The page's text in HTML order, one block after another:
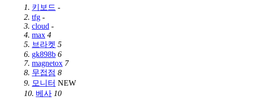
1. 키보드 -
2. tfg -
3. cloud -
4. max 4
5. 브라켓 5
6. gk898b 6
7. magnetox 7
8. 무접점 8
9. 모니터 NEW
10. 베사 10